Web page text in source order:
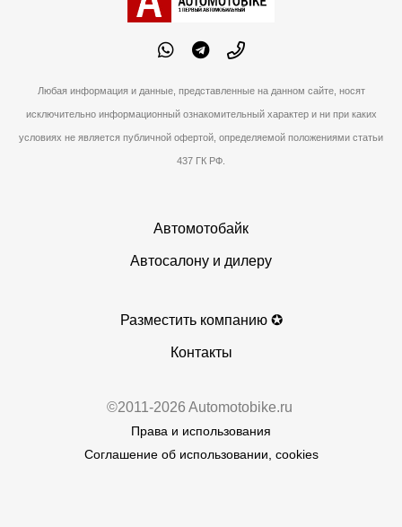
Любая информация и данные, представленные на данном сайте, носят
исключительно информационный ознакомительный характер и ни при каких
условиях не является публичной офертой, определяемой положениями статьи
437 ГК РФ.
Автомотобайк
Автосалону и дилеру
Разместить компанию ✪
Контакты
©2011-2026 Automotobike.ru
Права и использования
Соглашение об использовании, cookies